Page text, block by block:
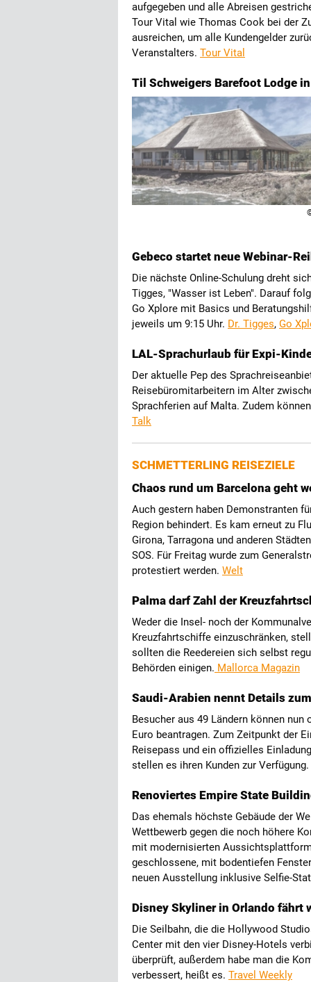
aufgegeben und alle Abreisen
Tour Vital wie Thomas Cook bei der
ausreichen, um alle Kundengelder
Veranstalters. Tour Vital
Til Schweigers Barefoot Lodge
Gebeco startet neue Webinar-
Die nächste Online-Schulung dreht
Tigges, "Wasser ist Leben". Darauf
Go Xplore mit Basics und
jeweils um 9:15 Uhr. Dr. Tigges, Go
LAL-Sprachurlaub für Expi-
Der aktuelle Pep des
Reisebüromitarbeitern im Alter
Sprachferien auf Malta. Zudem
Talk
SCHMETTERLING REISEZIELE
Chaos rund um Barcelona geht
Auch gestern haben Demonstranten
Region behindert. Es kam erneut zu
Girona, Tarragona und anderen
SOS. Für Freitag wurde zum
protestiert werden. Welt
Palma darf Zahl der
Weder die Insel- noch der
Kreuzfahrtschiffe einzuschränken,
sollten die Reedereien sich selbst
Behörden einigen. Mallorca Magazin
Saudi-Arabien nennt Details
Besucher aus 49 Ländern können
Euro beantragen. Zum Zeitpunkt der
Reisepass und ein offizielles
stellen es ihren Kunden zur Verfügung.
Renoviertes Empire State
Das ehemals höchste Gebäude der
Wettbewerb gegen die noch höhere
mit modernisierten
geschlossene, mit bodentiefen
neuen Ausstellung inklusive Selfie-
Disney Skyliner in Orlando fährt
Die Seilbahn, die die Hollywood
Center mit den vier Disney-Hotels
überprüft, außerdem habe man die
verbessert, heißt es. Travel Weekly